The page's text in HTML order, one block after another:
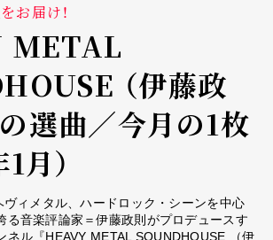
お届け！
METAL
（伊藤政
の選曲／今月の1枚
月）
ヴィメタル、ハードロック・シーンを中心
る音楽評論家＝伊藤政則がプロデュースす
ネル『HEAVY METAL SOUNDHOUSE （伊